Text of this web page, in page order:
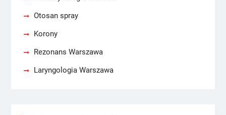
Otosan spray
Korony
Rezonans Warszawa
Laryngologia Warszawa